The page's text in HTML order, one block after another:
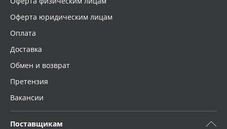
Оферта юридическим лицам
Оплата
Доставка
Обмен и возврат
Претензия
Вакансии
Поставщикам